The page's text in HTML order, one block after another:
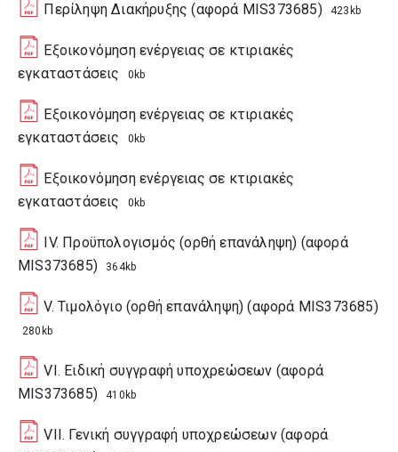
Περίληψη Διακήρυξης (αφορά MIS373685) 423kb
Εξοικονόμηση ενέργειας σε κτιριακές
εγκαταστάσεις
0kb
Εξοικονόμηση ενέργειας σε κτιριακές
εγκαταστάσεις
0kb
Εξοικονόμηση ενέργειας σε κτιριακές
εγκαταστάσεις
0kb
ΙV. Προϋπολογισμός (ορθή επανάληψη) (αφορά
MIS373685)
364kb
V. Τιμολόγιο (ορθή επανάληψη) (αφορά MIS373685)
280kb
VI. Ειδική συγγραφή υποχρεώσεων (αφορά
MIS373685)
410kb
VII. Γενική συγγραφή υποχρεώσεων (αφορά